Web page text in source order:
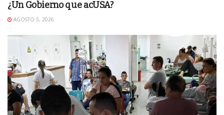
¿Un Gobierno que acUSA?
AGOSTO 5, 2026